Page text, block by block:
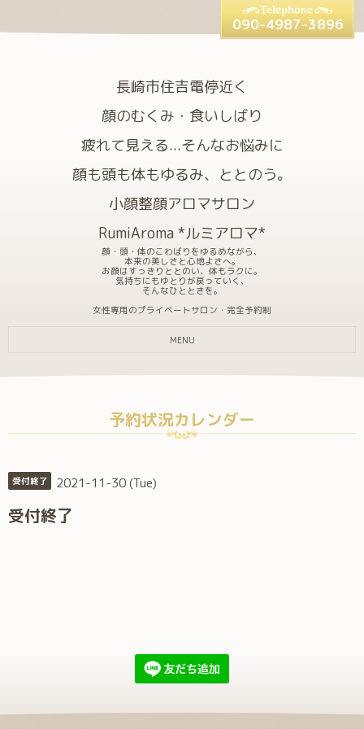
長崎市住吉電停近く
顔のむくみ・食いしばり
疲れて見える...そんなお悩みに
顔も頭も体もゆるみ、ととのう。
小顔整顔アロマサロン
RumiAroma *ルミアロマ*
顔・頭・体のこわばりをゆるめながら、
本来の美しさと心地よさへ。
お顔はすっきりととのい、体もラクに。
気持ちにもゆとりが戻っていく、
そんなひとときを。
女性専用のプライベートサロン・完全予約制
090-4987-3896
MENU
予約状況カレンダー
受付終了 2021-11-30 (Tue)
受付終了